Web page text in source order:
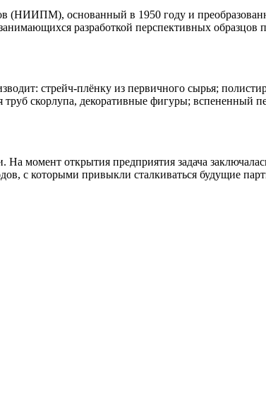
(НИИПМ), основанный в 1950 году и
разработкой перспективных образцов
стрейч-плёнку из первичного сырья;
труб скорлупа, декоративные фигуры; вспененный
момент открытия предприятия задача
с которыми привыкли сталкиваться будущие